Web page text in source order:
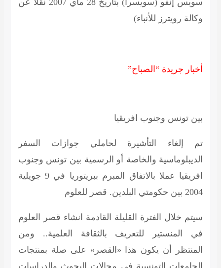
سويس إنفو (سويسرا) بتاريخ 28 ماي 2007 نقلا عن
وكالة رويترز للأنباء)
أخبار جريدة “الصباح”
بين تونس وجنوب افريقيا
تم إلغاء التأشيرة لحاملي جوازات السفر
الديبلوماسية والخاصة أو الرسمية بين تونس وجنوب
افريقيا عملا بالاتفاق المبرم ببريتوريا في 9 جويلية
2004 بين حكومتي البلدين.
قصر للعلوم
سيتم خلال الفترة القليلة القادمة انشاء قصر العلوم
في المنستير للتعريف بالثقافة العلمية.. ومن
المنتظر أن يكون هذا «القصر» على صلة بمنتجات